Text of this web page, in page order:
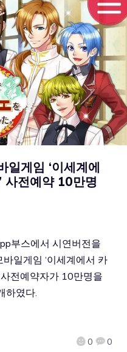
일게임 ‘이세계에
사전예약 10만명
0 0
부스에서 시연버전을
일게임 ‘이세계에서 카
전예약자가 10만명을
하였다.